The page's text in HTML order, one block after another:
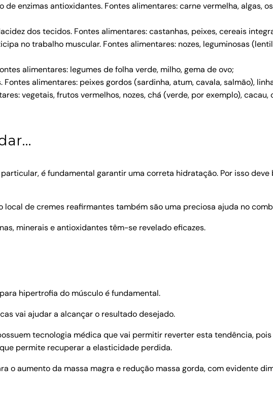
enzimas antioxidantes. Fontes alimentares: carne vermelha, algas,
dos tecidos. Fontes alimentares: castanhas, peixes, cereais
no trabalho muscular. Fontes alimentares: nozes, leguminosas
alimentares: legumes de folha verde, milho, gema de ovo;
alimentares: peixes gordos (sardinha, atum, cavala, salmão),
vegetais, frutos vermelhos, nozes, chá (verde, por exemplo), cacau,
é fundamental garantir uma correta hidratação. Por isso deve
de cremes reafirmantes também são uma preciosa ajuda no
minerais e antioxidantes têm-se revelado eficazes.
hipertrofia do músculo é fundamental.
vai ajudar a alcançar o resultado desejado.
tecnologia médica que vai permitir reverter esta tendência,
permite recuperar a elasticidade perdida.
o aumento da massa magra e redução massa gorda, com evidente